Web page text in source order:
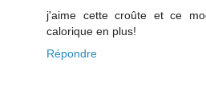
j'aime cette croûte et ce
calorique en plus!
Répondre